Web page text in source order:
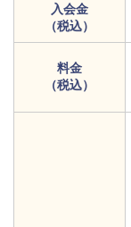
入会金
（税込）
料金
（税込）